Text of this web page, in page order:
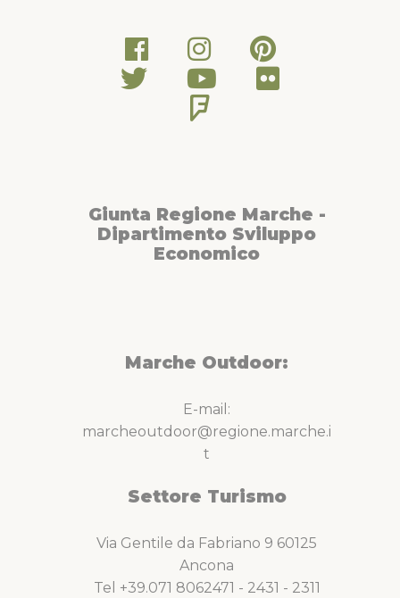
Giunta Regione Marche -
Dipartimento Sviluppo
Economico
Marche Outdoor:
E-mail:
marcheoutdoor@regione.marche.i
t
Settore Turismo
Via Gentile da Fabriano 9 60125
Ancona
Tel +39.071 8062471 - 2431 - 2311